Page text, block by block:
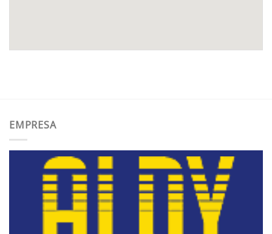
EMPRESA